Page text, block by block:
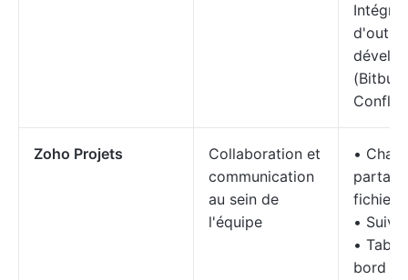
d'outils
Zoho Projets
Collaboration et
communication
au sein de
l'équipe
• Chat
fichiers
• Suivi
•
bord